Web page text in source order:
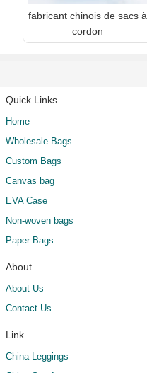
fabricant chinois de sacs à
cordon
Quick Links
Home
Wholesale Bags
Custom Bags
Canvas bag
EVA Case
Non-woven bags
Paper Bags
About
About Us
Contact Us
Link
China Leggings